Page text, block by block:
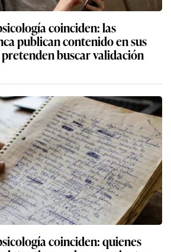
coinciden: las
publican contenido en sus
buscar validación
coinciden: quienes